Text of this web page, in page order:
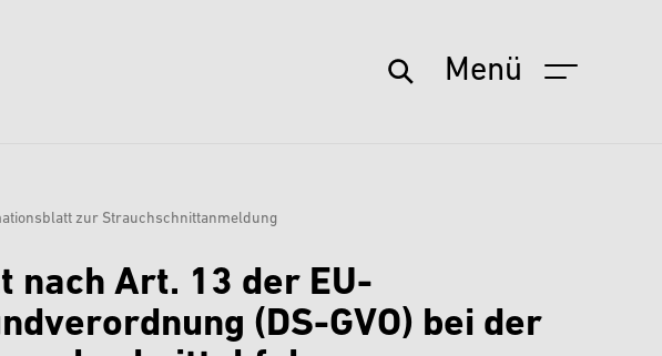
Menü
zur Strauchschnittanmeldung
Art. 13 der EU-
(DS-GVO) bei der